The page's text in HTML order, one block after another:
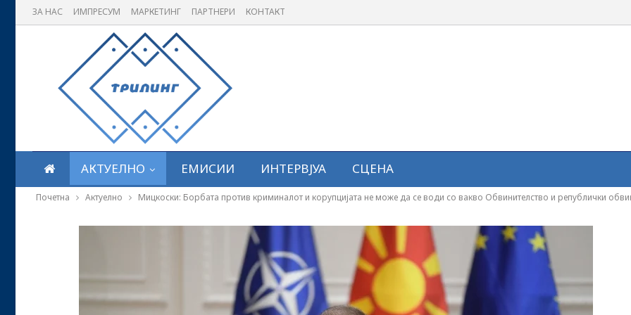
ЗА НАС ИМПРЕСУМ МАРКЕТИНГ ПАРТНЕРИ КОНТАКТ
АКТУЕЛНО ЕМИСИИ ИНТЕРВЈУА СЦЕНА
Почетна Актуелно Мицкоски: Борбата против криминалот и корупцијата не може да се води со вакво Обвинителство и републички